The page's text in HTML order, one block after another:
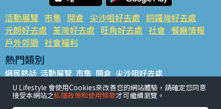
活動展覽 市集 開倉 尖沙咀好去處 銅鑼灣好去處
元朗好去處 荃灣好去處 旺角好去處 社會 餐廳情報
戶外郊遊 社會福利
熱門類別
網民熱話 活動展覽 市集 開倉 尖沙咀好去處
銅鑼灣好去處 元朗好去處 荃灣好去處 旺角好去處 社會
餐廳情報 戶外郊遊
U Lifestyle 會使用Cookies來改善您的網站體驗，請確定您同意
接受本網站之私隱政策和使用條款才可繼續瀏覽。